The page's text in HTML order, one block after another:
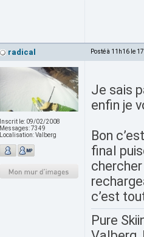
radical Posté à 11h16 le
Inscrit le: 09/02/2008
Messages:7349
Localisation:Valberg
Je sais
enfin je
Bon
final
c’est
Pure